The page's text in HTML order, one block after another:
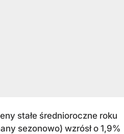
stałe średnioroczne roku
sezonowo) wzrósł o 1,9%